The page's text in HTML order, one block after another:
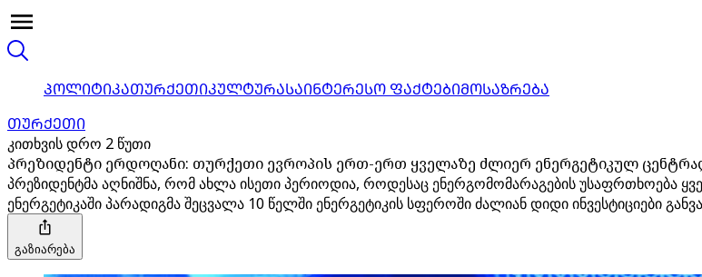
ᲞᲝᲚᲘᲢᲘᲙᲐᲗᲣᲠᲥᲔᲗᲘᲙᲣᲚᲢᲣᲠᲐᲡᲐᲘᲜᲢᲔᲠᲔᲡᲝ ᲤᲐᲥᲢᲔᲑᲘᲛᲝᲡᲐᲖᲠᲔᲑᲐ
ᲗᲣᲠᲥᲔᲗᲘ
კითხვის დრო 2 წუთი
პრეზიდენტი ერდოღანი: თურქეთი ევროპის ერთ-ერთ ყველაზე ძლიერ ენერგეტიკულ
პრეზიდენტმა აღნიშნა, რომ ახლა ისეთი პერიოდია, როდესაც ენერგომომარაგების უსაფრთხოება
ენერგეტიკაში პარადიგმა შეცვალა 10 წელში ენერგეტიკის სფეროში ძალიან დიდი ინვესტიციები
გაზიარება